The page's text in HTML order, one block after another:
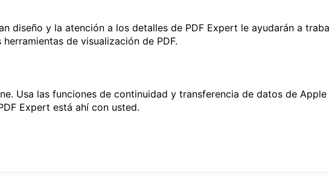
diseño y la atención a los detalles de PDF Expert le ayudarán a
de visualización de PDF.
Usa las funciones de continuidad y transferencia de datos de
Expert está ahí con usted.